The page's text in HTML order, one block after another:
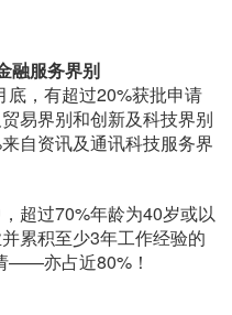
融服务界别
，有超过20%获批申请
易界别和创新及科技界别
自资讯及通讯科技服务界
超过70%年龄为40岁或以
累积至少3年工作经验的
——亦占近80%！